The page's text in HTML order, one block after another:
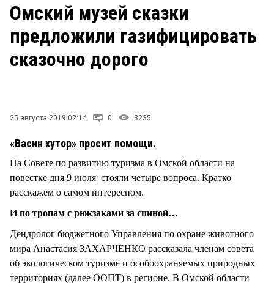
ЗАКОН
НОВОСТИ КОМПАНИЙ
Рейтинги
Блоги
Омский музей сказки
предложили газифицировать
сказочно дорого
25 августа 2019 02:14 0 3235
«Васин хутор» просит помощи.
На Совете по развитию туризма в Омской области на
повестке дня 9 июля стояли четыре вопроса. Кратко
расскажем о самом интересном.
И по тропам с рюкзаками за спиной…
Дендролог бюджетного Управления по охране животного
мира Анастасия ЗАХАРЧЕНКО рассказала членам совета
об экологическом туризме и особоохраняемых природных
территориях (далее ООПТ) в регионе. В Омской области